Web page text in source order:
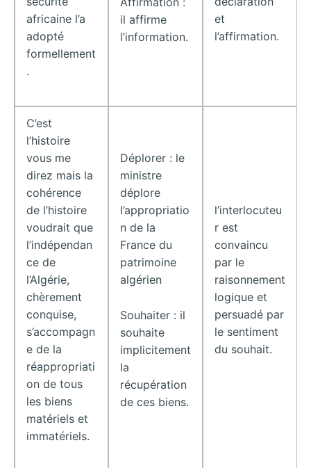
africaine l’a
adopté
formellement
.
il affirme
l’information.
et
l’affirmation.
C’est
l’histoire
vous me
direz mais la
cohérence
de l’histoire
voudrait que
l’indépendan
ce de
l’Algérie,
chèrement
conquise,
s’accompagn
e de la
réappropriati
on de tous
les biens
matériels et
immatériels.
Déplorer : le
ministre
déplore
l’appropriatio
n de la
France du
patrimoine
algérien
Souhaiter : il
souhaite
implicitement
la
récupération
de ces biens.
l’interlocuteu
r est
convaincu
par le
raisonnement
logique et
persuadé par
le sentiment
du souhait.